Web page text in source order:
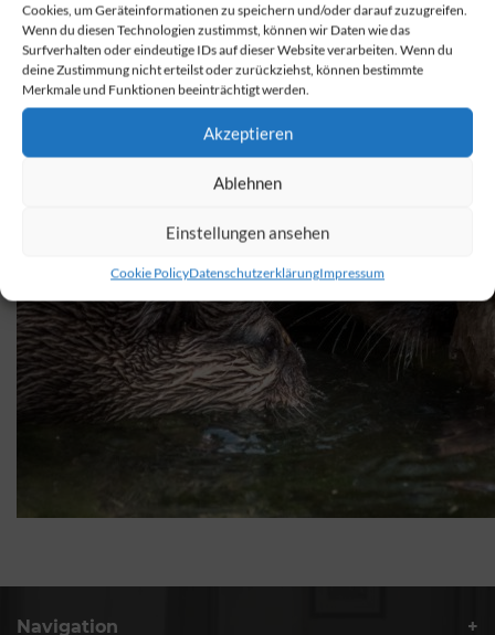
Cookies, um Geräteinformationen zu speichern und/oder darauf zuzugreifen.
Wenn du diesen Technologien zustimmst, können wir Daten wie das
Surfverhalten oder eindeutige IDs auf dieser Website verarbeiten. Wenn du
deine Zustimmung nicht erteilst oder zurückziehst, können bestimmte
Merkmale und Funktionen beeinträchtigt werden.
Akzeptieren
Ablehnen
Einstellungen ansehen
Cookie PolicyDatenschutzerklärungImpressum
Navigation